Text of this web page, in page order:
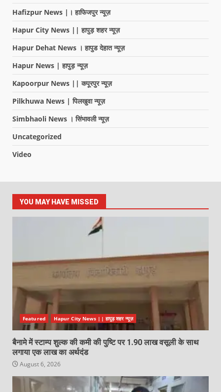
Hafizpur News |। हाफिजपुर न्यूज़
Hapur City News || हापुड़ शहर न्यूज़
Hapur Dehat News । हापुड देहात न्यूज़
Hapur News | हापुड़ न्यूज़
Kapoorpur News || कपूरपुर न्यूज़
Pilkhuwa News | पिलखुवा न्यूज़
Simbhaoli News । सिंभावली न्यूज़
Uncategorized
Video
YOU MAY HAVE MISSED
Featured Hapur City News || हापुड़ शहर न्यूज़
बैनामे में स्टाम्प शुल्क की कमी की पुष्टि पर 1.90 लाख वसूली के साथ
लगाया एक लाख का अर्थदंड
August 6, 2026